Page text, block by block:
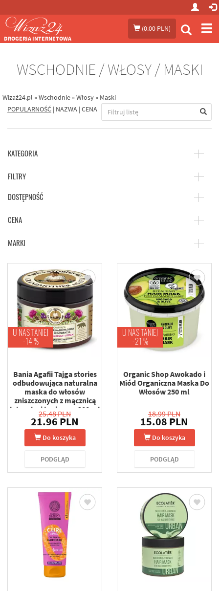
(0.00 PLN)
DROGERIA INTERNETOWA
WSCHODNIE / WŁOSY / MASKI
Wizaż24.pl »Wschodnie »Włosy » Maski
POPULARNOŚĆ | NAZWA | CENA
KATEGORIA
FILTRY
DOSTĘPNOŚĆ
CENA
MARKI
U NAS TANIEJ
-14 %
Bania Agafii Tajga stories
odbudowująca naturalna
maska do włosów
zniszczonych z mącznicą
lekarską i łopianem 300 ml
25.48 PLN
21.96 PLN
Do koszyka
PODGLĄD
U NAS TANIEJ
-21 %
Organic Shop Awokado i
Miód Organiczna Maska Do
Włosów 250 ml
18.99 PLN
15.08 PLN
Do koszyka
PODGLĄD